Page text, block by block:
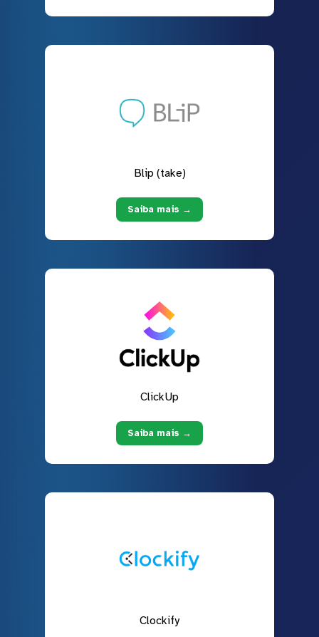
Blip (take)
Saiba mais →
ClickUp
Saiba mais →
Clockify